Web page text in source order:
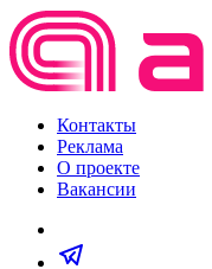
Контакты
Реклама
О проекте
Вакансии